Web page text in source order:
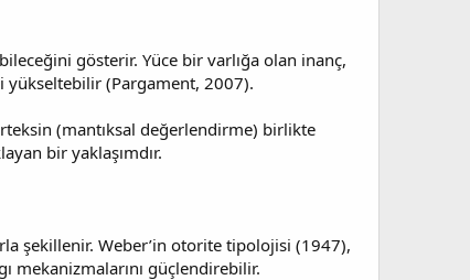
gösterir. Yüce bir varlığa olan inanç,
yükseltebilir (Pargament, 2007).
(mantıksal değerlendirme) birlikte
bir yaklaşımdır.
şekillenir. Weber’in otorite tipolojisi (1947),
mekanizmalarını güçlendirebilir.